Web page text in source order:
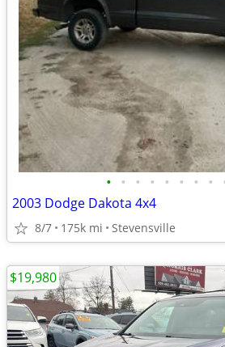
• • • • • • • •
2003 Dodge Dakota 4x4
8/7 175k mi Stevensville
$19,980